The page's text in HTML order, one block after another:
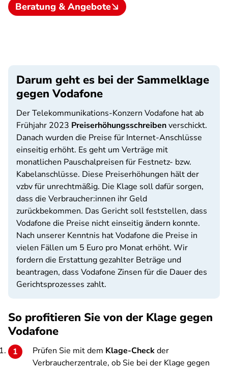
Beratung & Angebote
Darum geht es bei der Sammelklage
gegen Vodafone
Der Telekommunikations-Konzern Vodafone hat ab
Frühjahr 2023 Preiserhöhungsschreibenverschickt.
Danach wurden die Preise für Internet-Anschlüsse
einseitig erhöht. Es geht um Verträge mit
monatlichen Pauschalpreisen für Festnetz- bzw.
Kabelanschlüsse. Diese Preiserhöhungen hält der
vzbv für unrechtmäßig. Die Klage soll dafür sorgen,
dass die Verbraucher:innen ihr Geld
zurückbekommen. Das Gericht soll feststellen, dass
Vodafone die Preise nicht einseitig ändern konnte.
Nach unserer Kenntnis hat Vodafone die Preise in
vielen Fällen um 5 Euro pro Monat erhöht. Wir
fordern die Erstattung gezahlter Beträge und
beantragen, dass Vodafone Zinsen für die Dauer des
Gerichtsprozesses zahlt.
So profitieren Sie von der Klage gegen
Vodafone
Prüfen Sie mit dem Klage-Checkder
Verbraucherzentrale, ob Sie bei der Klage gegen